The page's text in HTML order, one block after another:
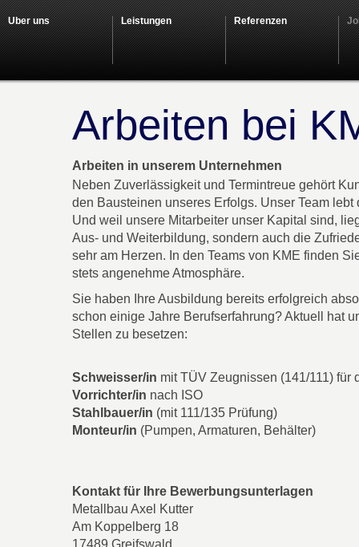
Über uns Leistungen Referenzen
Arbeiten bei
Arbeiten in unserem Unternehmen
Neben Zuverlässigkeit und Termintreue gehört
den Bausteinen unseres Erfolgs. Unser Team
Und weil unsere Mitarbeiter unser Kapital sind,
Aus- und Weiterbildung, sondern auch die
sehr am Herzen. In den Teams von KME finden
stets angenehme Atmosphäre.
Sie haben Ihre Ausbildung bereits erfolgreich
schon einige Jahre Berufserfahrung? Aktuell hat
Stellen zu besetzen:
Schweisser/in mit TÜV Zeugnissen (141/111) für
Vorrichter/in nach ISO
Stahlbauer/in (mit 111/135 Prüfung)
Monteur/in (Pumpen, Armaturen, Behälter)
Kontakt für Ihre Bewerbungsunterlagen
Metallbau Axel Kutter
Am Koppelberg 18
17489 Greifswald